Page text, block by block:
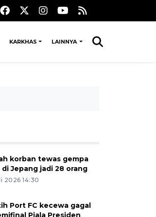
KARKHAS LAINNYA
korban tewas gempa
di Jepang jadi 28 orang
2026 14:30
Port FC kecewa gagal
Piala Presiden